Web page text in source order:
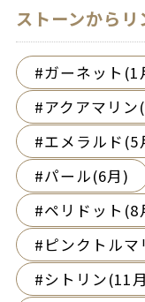
ストーンから
ガーネット(1
アクアマリン
エメラルド(5
パール(6月)
ペリドット(8
ピンクトル
シトリン(11